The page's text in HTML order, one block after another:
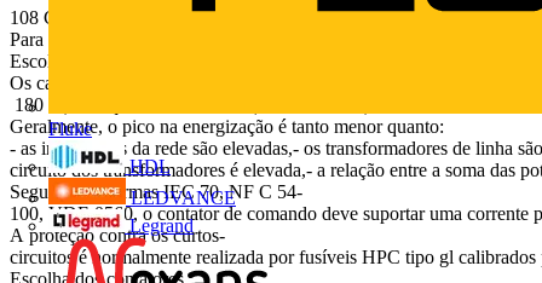
Fluke
HDL
LEDVANCE
Legrand
108 Contatores
Para o comando de capacitores trifásicosutilizados para correção do
Escolha Contatores tipo padrão
Os capacitores formam com os circuitos, nos bornes aos quais estão
180 In) e freqüências elevadas (de 1 a 15 kHz).
Geralmente, o pico na energização é tanto menor quanto:
- as indutâncias da rede são elevadas,- os transformadores de linha
circuito dos transformadores é elevada,- a relação entre a soma das
Segundo as normas IEC 70, NF C 54-
100, VDE 0560, o contator de comando deve suportar uma corrente
A proteção contra os curtos-
circuitos é normalmente realizada por fusíveis HPC tipo gl calibrados